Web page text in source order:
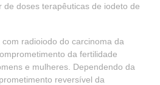
doses terapêuticas de iodeto de
radioiodo do carcinoma da
da fertilidade
e mulheres. Dependendo da
reversível da